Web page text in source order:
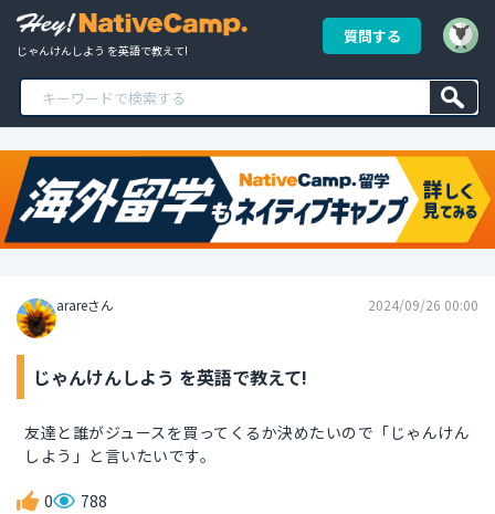
じゃんけんしよう を英語で教えて!
質問する
arareさん 2024/09/26 00:00
じゃんけんしよう を英語で教えて!
友達と誰がジュースを買ってくるか決めたいので「じゃんけん
しよう」と言いたいです。
0 788